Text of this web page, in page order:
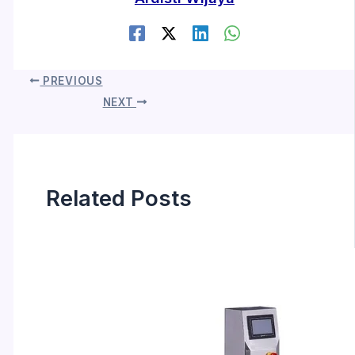
PREVIOUS
NEXT
Related Posts